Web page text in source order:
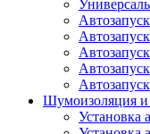
Шумоизоляция и
Установка